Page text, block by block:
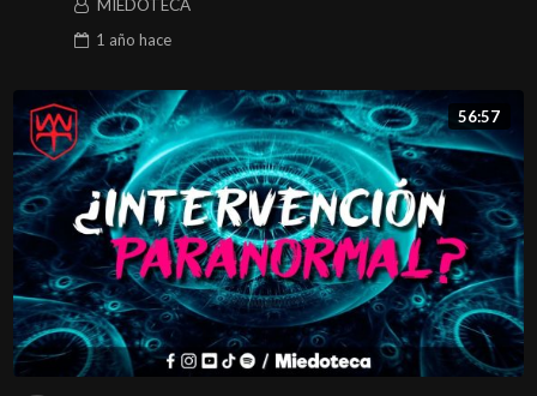
MIEDOTECA
1 año hace
56:57